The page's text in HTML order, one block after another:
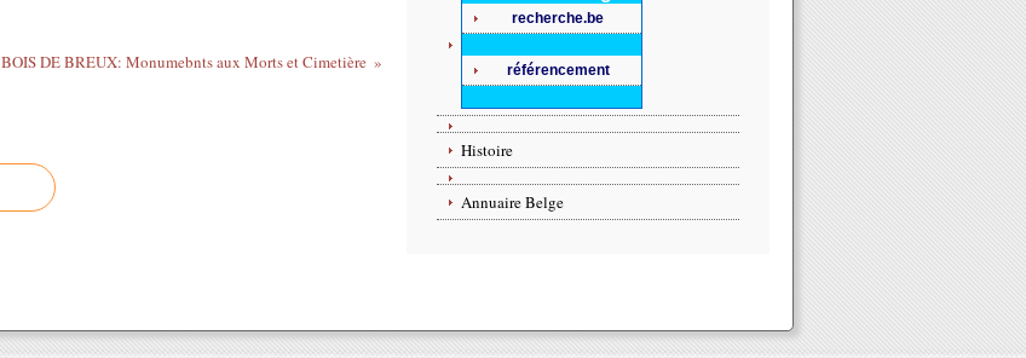
BOIS DE BREUX: Monumebnts aux Morts et Cimetière
recherche.be
référencement
Histoire
Annuaire Belge